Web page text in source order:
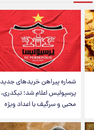
شماره پیراهن خریدهای جدید
پرسپولیس اعلام شد؛ تیکدری،
محبی و سرگیف با اعداد ویژه